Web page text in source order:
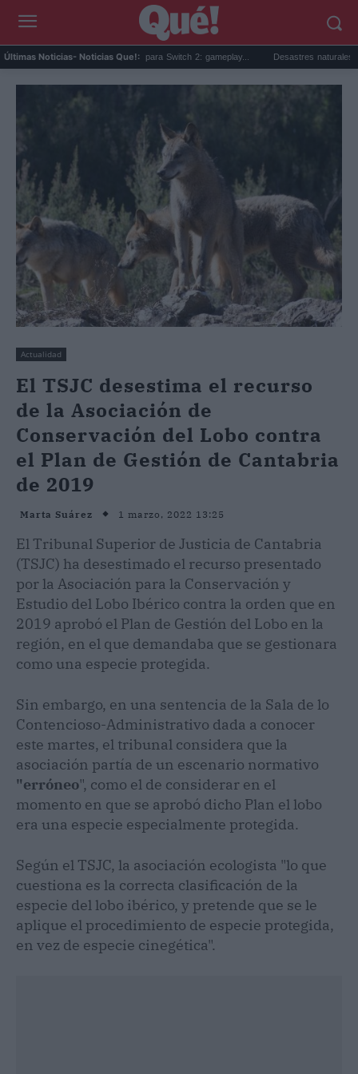
Últimas Noticias- Noticias Que!:
sorpresa de Minecraft para Switch 2: gameplay... Desastres naturales: qué
Actualidad
El TSJC desestima el recurso
de la Asociación de
Conservación del Lobo contra
el Plan de Gestión de Cantabria
de 2019
Marta Suárez 1 marzo, 2022 13:25
El Tribunal Superior de Justicia de Cantabria
(TSJC) ha desestimado el recurso presentado
por la Asociación para la Conservación y
Estudio del Lobo Ibérico contra la orden que en
2019 aprobó el Plan de Gestión del Lobo en la
región, en el que demandaba que se gestionara
como una especie protegida.
Sin embargo, en una sentencia de la Sala de lo
Contencioso-Administrativo dada a conocer
este martes, el tribunal considera que la
asociación partía de un escenario normativo
"erróneo", como el de considerar en el
momento en que se aprobó dicho Plan el lobo
era una especie especialmente protegida.
Según el TSJC, la asociación ecologista "lo que
cuestiona es la correcta clasificación de la
especie del lobo ibérico, y pretende que se le
aplique el procedimiento de especie protegida,
en vez de especie cinegética".